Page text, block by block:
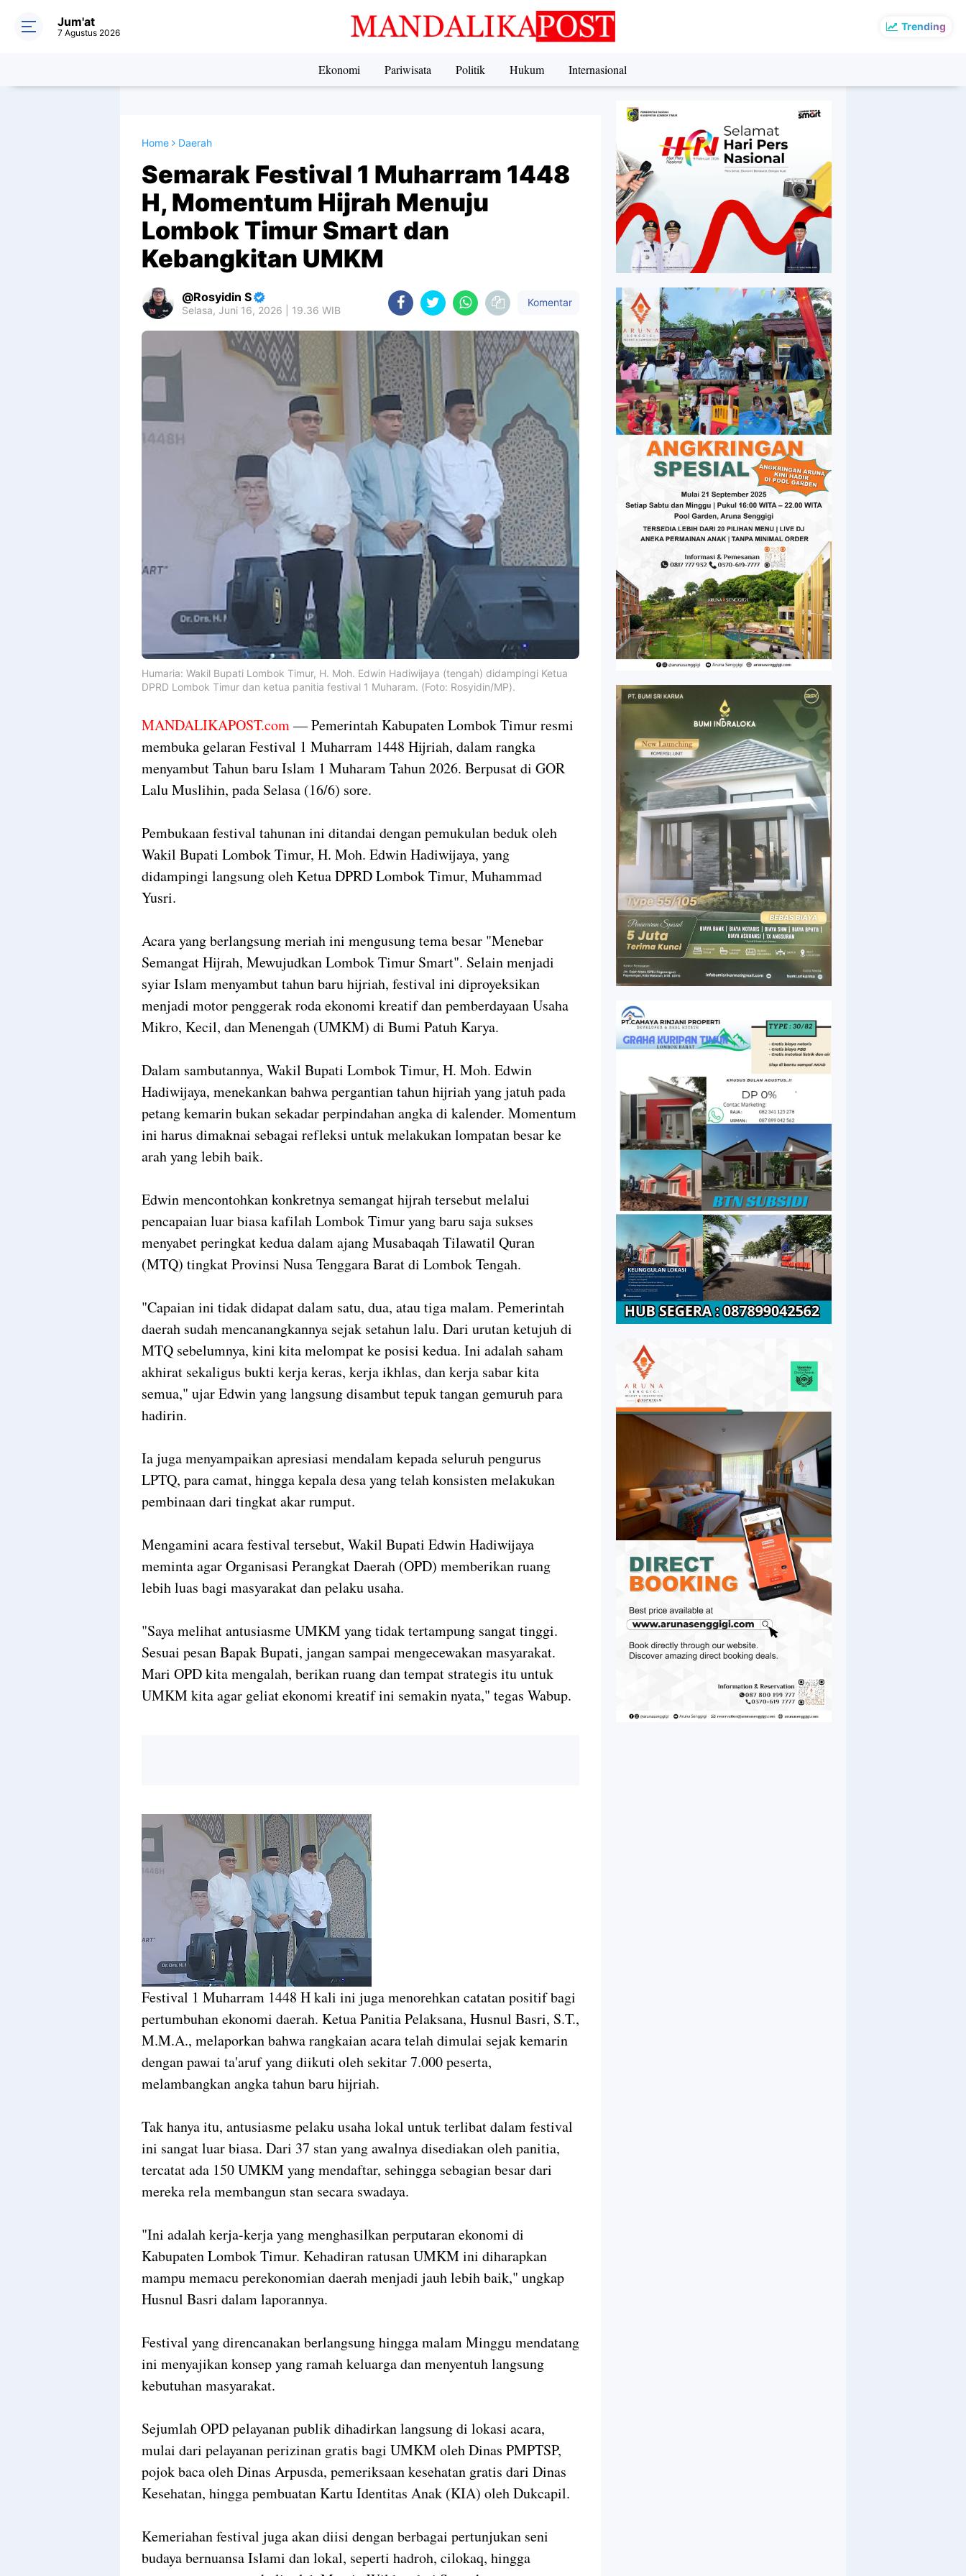
Trending
Jum'at
7 Agustus 2026
Ekonomi Pariwisata Politik Hukum Internasional
Home Daerah
Semarak Festival 1 Muharram 1448
H, Momentum Hijrah Menuju
Lombok Timur Smart dan
Kebangkitan UMKM
Rosyidin S
Selasa, Juni 16, 2026 | 19.36 WIB
Komentar
Humaria: Wakil Bupati Lombok Timur, H. Moh. Edwin Hadiwijaya (tengah) didampingi Ketua
DPRD Lombok Timur dan ketua panitia festival 1 Muharam. (Foto: Rosyidin/MP).
MANDALIKAPOST.com— Pemerintah Kabupaten Lombok Timur resmi
membuka gelaran Festival 1 Muharram 1448 Hijriah, dalam rangka
menyambut Tahun baru Islam 1 Muharam Tahun 2026. Berpusat di GOR
Lalu Muslihin, pada Selasa (16/6) sore.
Pembukaan festival tahunan ini ditandai dengan pemukulan beduk oleh
Wakil Bupati Lombok Timur, H. Moh. Edwin Hadiwijaya, yang
didampingi langsung oleh Ketua DPRD Lombok Timur, Muhammad
Yusri.
Acara yang berlangsung meriah ini mengusung tema besar "Menebar
Semangat Hijrah, Mewujudkan Lombok Timur Smart". Selain menjadi
syiar Islam menyambut tahun baru hijriah, festival ini diproyeksikan
menjadi motor penggerak roda ekonomi kreatif dan pemberdayaan Usaha
Mikro, Kecil, dan Menengah (UMKM) di Bumi Patuh Karya.
Dalam sambutannya, Wakil Bupati Lombok Timur, H. Moh. Edwin
Hadiwijaya, menekankan bahwa pergantian tahun hijriah yang jatuh pada
petang kemarin bukan sekadar perpindahan angka di kalender. Momentum
ini harus dimaknai sebagai refleksi untuk melakukan lompatan besar ke
arah yang lebih baik.
Edwin mencontohkan konkretnya semangat hijrah tersebut melalui
pencapaian luar biasa kafilah Lombok Timur yang baru saja sukses
menyabet peringkat kedua dalam ajang Musabaqah Tilawatil Quran
(MTQ) tingkat Provinsi Nusa Tenggara Barat di Lombok Tengah.
"Capaian ini tidak didapat dalam satu, dua, atau tiga malam. Pemerintah
daerah sudah mencanangkannya sejak setahun lalu. Dari urutan ketujuh di
MTQ sebelumnya, kini kita melompat ke posisi kedua. Ini adalah saham
akhirat sekaligus bukti kerja keras, kerja ikhlas, dan kerja sabar kita
semua," ujar Edwin yang langsung disambut tepuk tangan gemuruh para
hadirin.
Ia juga menyampaikan apresiasi mendalam kepada seluruh pengurus
LPTQ, para camat, hingga kepala desa yang telah konsisten melakukan
pembinaan dari tingkat akar rumput.
Mengamini acara festival tersebut, Wakil Bupati Edwin Hadiwijaya
meminta agar Organisasi Perangkat Daerah (OPD) memberikan ruang
lebih luas bagi masyarakat dan pelaku usaha.
"Saya melihat antusiasme UMKM yang tidak tertampung sangat tinggi.
Sesuai pesan Bapak Bupati, jangan sampai mengecewakan masyarakat.
Mari OPD kita mengalah, berikan ruang dan tempat strategis itu untuk
UMKM kita agar geliat ekonomi kreatif ini semakin nyata," tegas Wabup.
Festival 1 Muharram 1448 H kali ini juga menorehkan catatan positif bagi
pertumbuhan ekonomi daerah. Ketua Panitia Pelaksana, Husnul Basri, S.T.,
M.M.A., melaporkan bahwa rangkaian acara telah dimulai sejak kemarin
dengan pawai ta'aruf yang diikuti oleh sekitar 7.000 peserta,
melambangkan angka tahun baru hijriah.
Tak hanya itu, antusiasme pelaku usaha lokal untuk terlibat dalam festival
ini sangat luar biasa. Dari 37 stan yang awalnya disediakan oleh panitia,
tercatat ada 150 UMKM yang mendaftar, sehingga sebagian besar dari
mereka rela membangun stan secara swadaya.
"Ini adalah kerja-kerja yang menghasilkan perputaran ekonomi di
Kabupaten Lombok Timur. Kehadiran ratusan UMKM ini diharapkan
mampu memacu perekonomian daerah menjadi jauh lebih baik," ungkap
Husnul Basri dalam laporannya.
Festival yang direncanakan berlangsung hingga malam Minggu mendatang
ini menyajikan konsep yang ramah keluarga dan menyentuh langsung
kebutuhan masyarakat.
Sejumlah OPD pelayanan publik dihadirkan langsung di lokasi acara,
mulai dari pelayanan perizinan gratis bagi UMKM oleh Dinas PMPTSP,
pojok baca oleh Dinas Arpusda, pemeriksaan kesehatan gratis dari Dinas
Kesehatan, hingga pembuatan Kartu Identitas Anak (KIA) oleh Dukcapil.
Kemeriahan festival juga akan diisi dengan berbagai pertunjukan seni
budaya bernuansa Islami dan lokal, seperti hadroh, cilokaq, hingga